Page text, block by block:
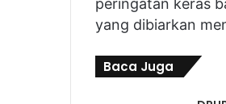
peringatan keras
yang dibiarkan
Baca Juga